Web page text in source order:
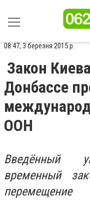
08:47, 3 березня 2015 р.
Закон
Донбассе
ООН
Введённый
временный